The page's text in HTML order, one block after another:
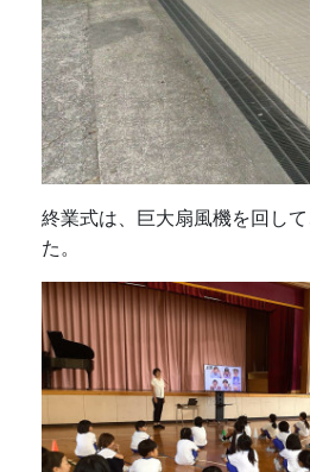
終業式は、巨大扇風機を回し
た。